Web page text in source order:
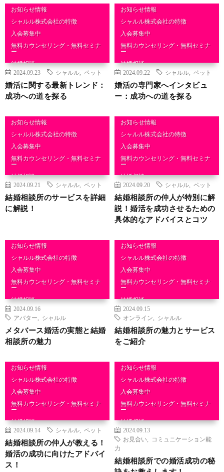
お知らせ情報
シャルル株式会社の特徴
入会募集中
無料カウンセリング・無料セミナ
ー
結婚相談
2024.09.23 シャルル ペット
婚活に関する最新トレンド：
成功への道を探る
お知らせ情報
シャルル株式会社の特徴
入会募集中
無料カウンセリング・無料セミナ
ー
結婚相談
2024.09.22 シャルル ペット
婚活の専門家へインタビュ
ー：成功への道を探る
お知らせ情報
シャルル株式会社の特徴
入会募集中
無料カウンセリング・無料セミナ
ー
結婚相談
2024.09.21 シャルル ペット
結婚相談所のサービスを詳細
に解説！
お知らせ情報
シャルル株式会社の特徴
入会募集中
無料カウンセリング・無料セミナ
ー
結婚相談
2024.09.20 シャルル ペット
結婚相談所の仲人が特別に解
説！婚活を成功させるための
具体的なアドバイスとコツ
お知らせ情報
シャルル株式会社の特徴
入会募集中
無料カウンセリング・無料セミナ
ー
結婚相談
2024.09.16
アバター
シャルル
メタバース婚活の実態と結婚
相談所の魅力
お知らせ情報
シャルル株式会社の特徴
入会募集中
無料カウンセリング・無料セミナ
ー
結婚相談
2024.09.15
オンライン
シャルル
結婚相談所の魅力とサービス
をご紹介
お知らせ情報
シャルル株式会社の特徴
入会募集中
無料カウンセリング・無料セミナ
ー
結婚相談
2024.09.14 シャルル ペット
結婚相談所の仲人が教える！
婚活の成功に向けたアドバイ
ス！
お知らせ情報
シャルル株式会社の特徴
入会募集中
無料カウンセリング・無料セミナ
ー
結婚相談
2024.09.13
お見合い
コミュニケーション能
力
結婚相談所での婚活成功の秘